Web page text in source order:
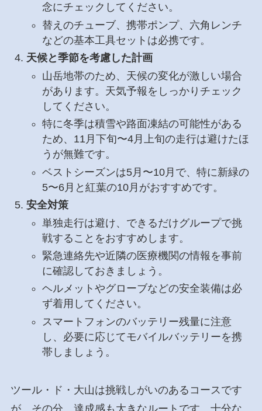
念にチェックしてください。
替えのチューブ、携帯ポンプ、六角レンチ
などの基本工具セットは必携です。
天候と季節を考慮した計画
山岳地帯のため、天候の変化が激しい場合
があります。天気予報をしっかりチェック
してください。
特に冬季は積雪や路面凍結の可能性がある
ため、11月下旬〜4月上旬の走行は避けたほ
うが無難です。
ベストシーズンは5月〜10月で、特に新緑の
5〜6月と紅葉の10月がおすすめです。
安全対策
単独走行は避け、できるだけグループで挑
戦することをおすすめします。
緊急連絡先や近隣の医療機関の情報を事前
に確認しておきましょう。
ヘルメットやグローブなどの安全装備は必
ず着用してください。
スマートフォンのバッテリー残量に注意
し、必要に応じてモバイルバッテリーを携
帯しましょう。
ツール・ド・大山は挑戦しがいのあるコースです
が、その分、達成感も大きなルートです。十分な